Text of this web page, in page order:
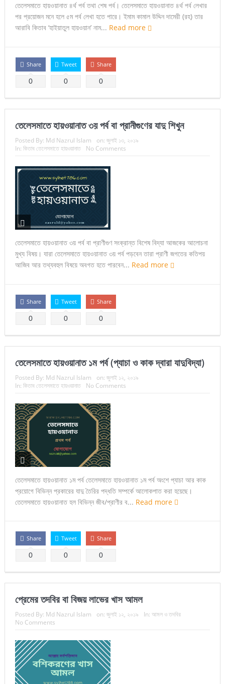
তেলেসমাতে হায়ওয়ানাত ৪র্থ পর্ব তথা শেষ পর্ব। তেলেসমাতে হায়ওয়ানাত ৪র্থ পর্ব লেখার
পর প্রয়োজন মনে হলে ৫ম পর্ব লেখা হতে পারে। ইমাম কামাল উদ্দিন দামেরী (রহ) তার
আরাবি কিতাব ‘হাইয়াতুল হায়ওয়ান’ নাম... Read more
Share
0
Tweet
0
Share
0
তেলেসমাতে হায়ওয়ানাত ৩য় পর্ব বা প্রানীগুণের যাদু শিখুন
Posted By: Md Nazrul Islam on: জুলাই ১৩, ২০১৯
In: কিতাব তেলেসমাতে হায়ওয়ানাত No Comments
তেলেসমাতে হায়ওয়ানাত ৩য় পর্ব বা প্রাণীগুণ সংক্রান্ত বিশেষ বিদ্যা আজকের আলোচনা
মুখ্য বিষয়। যারা তেলেসমাতে হায়ওয়ানাত ৩য় পর্ব পড়বেন তারা প্রাণী জগতের কতিপয়
আজিব আর তথ্যবহুল বিষয়ে অবগত হতে পারবেন... Read more
Share
0
Tweet
0
Share
0
তেলেসমাতে হায়ওয়ানাত ১ম পর্ব (প্যাচা ও কাক দ্বারা যাদুবিদ্যা)
Posted By: Md Nazrul Islam on: জুলাই ১২, ২০১৯
In: কিতাব তেলেসমাতে হায়ওয়ানাত No Comments
তেলেসমাতে হায়ওয়ানাত ১ম পর্ব তেলেসমাতে হায়ওয়ানাত ১ম পর্ব অংশে প্যাচা আর কাক
প্রয়োগে বিভিন্ন প্রকারের যাদু তৈরির পদ্ধতি সম্পর্কে আলোকপাত করা হয়েছে।
তেলেসমাতে হায়ওয়ানাত হল বিভিন্ন জীব/প্রাণীর ব... Read more
Share
0
Tweet
0
Share
0
প্রেমের তদবির বা বিজয় লাভের খাস আমল
Posted By: Md Nazrul Islam on: জুলাই ১২, ২০১৯ In: আমল ও তদবির
No Comments